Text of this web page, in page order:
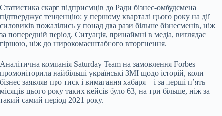
Статистика скарг підприємців до Ради бізнес-омбудсмена
підтверджує тенденцію: у першому кварталі цього року на дії
силовиків пожалілись у понад два рази більше бізнесменів, ніж
за попередній період. Ситуація, принаймні в медіа, виглядає
гіршою, ніж до широкомасштабного вторгнення.
Аналітична компанія Saturday Team на замовлення Forbes
промоніторила найбільші українські ЗМІ щодо історій, коли
бізнес заявляв про тиск і вимагання хабаря – і за перші п’ять
місяців цього року таких кейсів було 63, на три більше, ніж за
такий самий період 2021 року.